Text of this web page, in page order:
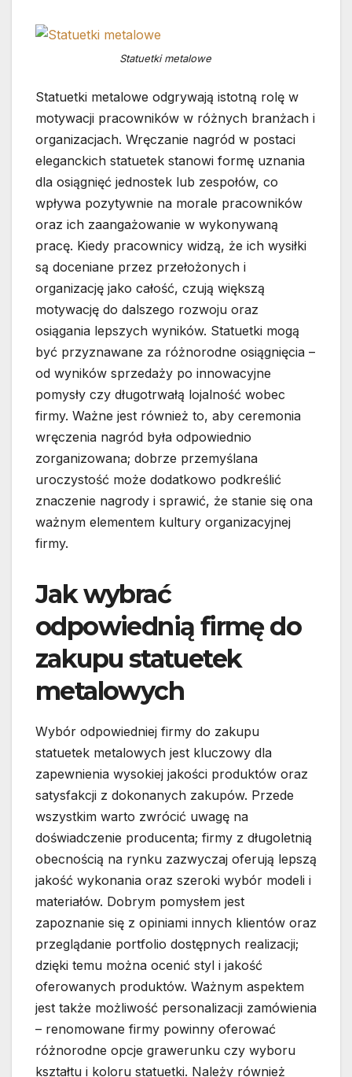
Statuetki metalowe
Statuetki metalowe odgrywają istotną rolę w
motywacji pracowników w różnych branżach i
organizacjach. Wręczanie nagród w postaci
eleganckich statuetek stanowi formę uznania
dla osiągnięć jednostek lub zespołów, co
wpływa pozytywnie na morale pracowników
oraz ich zaangażowanie w wykonywaną
pracę. Kiedy pracownicy widzą, że ich wysiłki
są doceniane przez przełożonych i
organizację jako całość, czują większą
motywację do dalszego rozwoju oraz
osiągania lepszych wyników. Statuetki mogą
być przyznawane za różnorodne osiągnięcia –
od wyników sprzedaży po innowacyjne
pomysły czy długotrwałą lojalność wobec
firmy. Ważne jest również to, aby ceremonia
wręczenia nagród była odpowiednio
zorganizowana; dobrze przemyślana
uroczystość może dodatkowo podkreślić
znaczenie nagrody i sprawić, że stanie się ona
ważnym elementem kultury organizacyjnej
firmy.
Jak wybrać
odpowiednią firmę do
zakupu statuetek
metalowych
Wybór odpowiedniej firmy do zakupu
statuetek metalowych jest kluczowy dla
zapewnienia wysokiej jakości produktów oraz
satysfakcji z dokonanych zakupów. Przede
wszystkim warto zwrócić uwagę na
doświadczenie producenta; firmy z długoletnią
obecnością na rynku zazwyczaj oferują lepszą
jakość wykonania oraz szeroki wybór modeli i
materiałów. Dobrym pomysłem jest
zapoznanie się z opiniami innych klientów oraz
przeglądanie portfolio dostępnych realizacji;
dzięki temu można ocenić styl i jakość
oferowanych produktów. Ważnym aspektem
jest także możliwość personalizacji zamówienia
– renomowane firmy powinny oferować
różnorodne opcje grawerunku czy wyboru
kształtu i koloru statuetki. Należy również